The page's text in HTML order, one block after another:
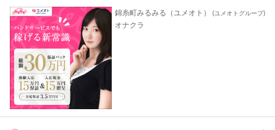
錦糸町みるみる（ユメオト） (ユメオトグループ)
オナクラ